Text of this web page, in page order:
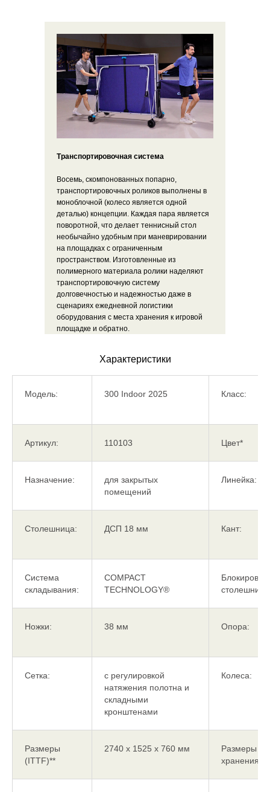
Транспортировочная система
Восемь, скомпонованных попарно,
транспортировочных роликов выполнены в
моноблочной (колесо является одной
деталью) концепции. Каждая пара является
поворотной, что делает теннисный стол
необычайно удобным при маневрировании
на площадках с ограниченным
пространством. Изготовленные из
полимерного материала ролики наделяют
транспортировочную систему
долговечностью и надежностью даже в
сценариях ежедневной логистики
оборудования с места хранения к игровой
площадке и обратно.
Характеристики
Модель: 300 Indoor 2025 Класс:
Артикул: 110103 Цвет*
Назначение:
для закрытых
помещений
Линейка:
Столешница: ДСП 18 мм Кант:
Система
складывания:
COMPACT
TECHNOLOGY®
Блокировка
столешниц:
Ножки: 38 мм Опора:
Сетка:
с регулировкой
натяжения полотна и
складными
кронштенами
Колеса:
Размеры
(ITTF)**
2740 x 1525 x 760 мм
Размеры
хранения***